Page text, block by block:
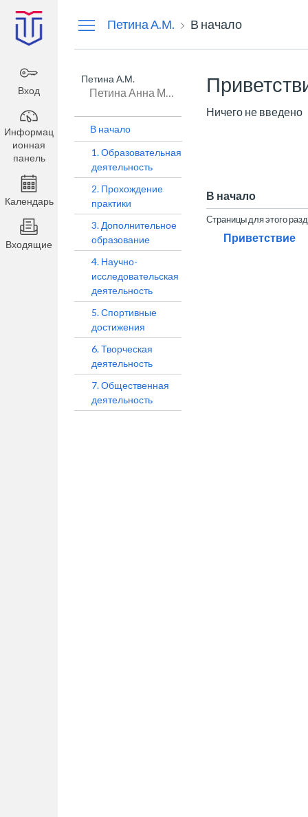
панель
Вход
Информац
ионная
панель
Календарь
Входящие
Петина А.М. В начало
Петина А.М.
Петина Анна Михайловна
В начало
1. Образовательная
деятельность
2. Прохождение
практики
3. Дополнительное
образование
4. Научно-
исследовательская
деятельность
5. Спортивные
достижения
6. Творческая
деятельность
7. Общественная
деятельность
Ничего не введено
В начало
Страницы для этого
Приветствие